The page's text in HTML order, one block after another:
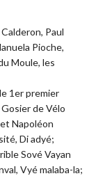
Paul
Pioche,
Moule, les
1er premier
de Vélo
Napoléon
Di adyé;
Sové Vayan
Vyé malaba-la;